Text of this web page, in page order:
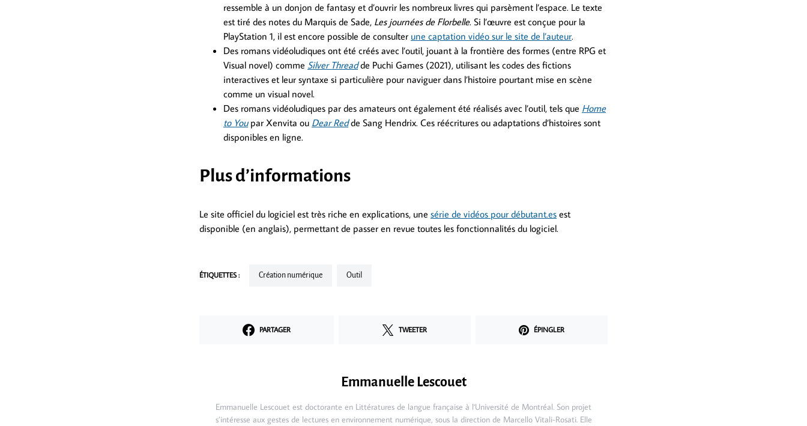
ressemble à un donjon de fantasy et d’ouvrir les nombreux livres qui parsèment l’espace. Le texte
est tiré des notes du Marquis de Sade, Les journées de Florbelle. Si l’œuvre est conçue pour la
PlayStation 1, il est encore possible de consulter une captation vidéo sur le site de l’auteur.
Des romans vidéoludiques ont été créés avec l’outil, jouant à la frontière des formes (entre RPG et
Visual novel) comme Silver Threadde Puchi Games (2021), utilisant les codes des fictions
interactives et leur syntaxe si particulière pour naviguer dans l’histoire pourtant mise en scène
comme un visual novel.
Des romans vidéoludiques par des amateurs ont également été réalisés avec l’outil, tels que Home
to Youpar Xenvita ou Dear Redde Sang Hendrix. Ces réécritures ou adaptations d’histoires sont
disponibles en ligne.
Plus d’informations
Le site officiel du logiciel est très riche en explications, une série de vidéos pour débutant.es est
disponible (en anglais), permettant de passer en revue toutes les fonctionnalités du logiciel.
ÉTIQUETTES : Création numérique Outil
PARTAGER TWEETER ÉPINGLER
Emmanuelle Lescouet
Emmanuelle Lescouet est doctorante en Littératures de langue française à l'Université de Montréal. Son projet
s’intéresse aux gestes de lectures en environnement numérique, sous la direction de Marcello Vitali-Rosati. Elle